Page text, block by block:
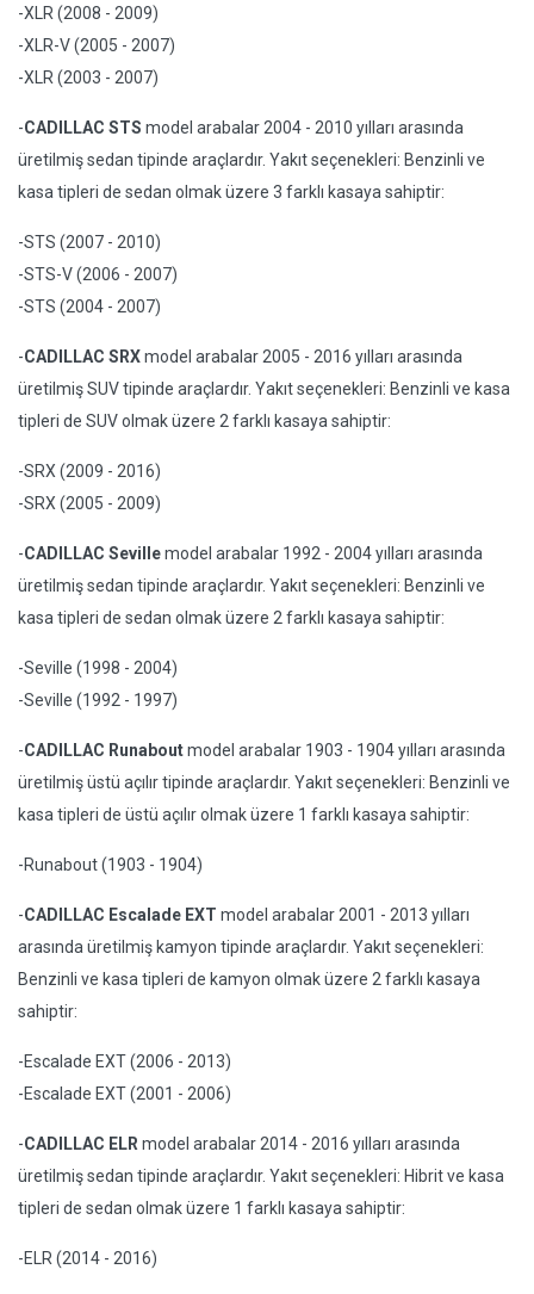
-XLR (2008 - 2009)
-XLR-V (2005 - 2007)
-XLR (2003 - 2007)
-CADILLAC STS model arabalar 2004 - 2010 yılları arasında
üretilmiş sedan tipinde araçlardır. Yakıt seçenekleri: Benzinli ve
kasa tipleri de sedan olmak üzere 3 farklı kasaya sahiptir:
-STS (2007 - 2010)
-STS-V (2006 - 2007)
-STS (2004 - 2007)
-CADILLAC SRXmodel arabalar 2005 - 2016 yılları arasında
üretilmiş SUV tipinde araçlardır. Yakıt seçenekleri: Benzinli ve kasa
tipleri de SUV olmak üzere 2 farklı kasaya sahiptir:
-SRX (2009 - 2016)
-SRX (2005 - 2009)
-CADILLAC Sevillemodel arabalar 1992 - 2004 yılları arasında
üretilmiş sedan tipinde araçlardır. Yakıt seçenekleri: Benzinli ve
kasa tipleri de sedan olmak üzere 2 farklı kasaya sahiptir:
-Seville (1998 - 2004)
-Seville (1992 - 1997)
-CADILLAC Runaboutmodel arabalar 1903 - 1904 yılları arasında
üretilmiş üstü açılır tipinde araçlardır. Yakıt seçenekleri: Benzinli ve
kasa tipleri de üstü açılır olmak üzere 1 farklı kasaya sahiptir:
-Runabout (1903 - 1904)
-CADILLAC Escalade EXT model arabalar 2001 - 2013 yılları
arasında üretilmiş kamyon tipinde araçlardır. Yakıt seçenekleri:
Benzinli ve kasa tipleri de kamyon olmak üzere 2 farklı kasaya
sahiptir:
-Escalade EXT (2006 - 2013)
-Escalade EXT (2001 - 2006)
-CADILLAC ELR model arabalar 2014 - 2016 yılları arasında
üretilmiş sedan tipinde araçlardır. Yakıt seçenekleri: Hibrit ve kasa
tipleri de sedan olmak üzere 1 farklı kasaya sahiptir:
-ELR (2014 - 2016)